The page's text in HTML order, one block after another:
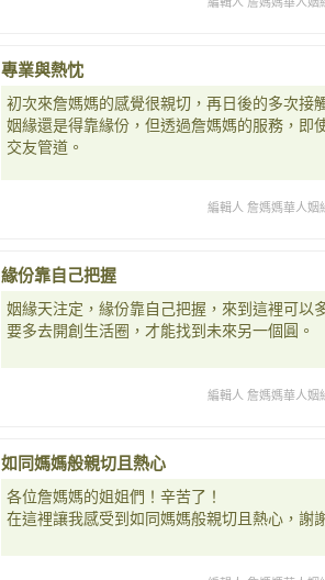
專業與熱忱
初次來詹媽媽的感覺很親切，再日後的多次接
姻緣還是得靠緣份，但透過詹媽媽的服務，即
交友管道。
編輯人 詹媽媽華人姻
緣份靠自己把握
姻緣天注定，緣份靠自己把握，來到這裡可以
要多去開創生活圈，才能找到未來另一個圓。
編輯人 詹媽媽華人姻
如同媽媽般親切且熱心
各位詹媽媽的姐姐們！辛苦了！
在這裡讓我感受到如同媽媽般親切且熱心，謝